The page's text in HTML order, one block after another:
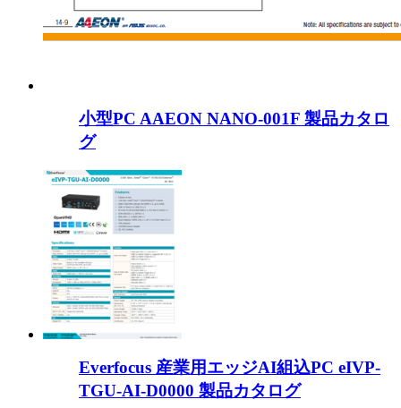
小型PC AAEON NANO-001F 製品カタロ
グ
Everfocus 産業用エッジAI組込PC eIVP-
TGU-AI-D0000 製品カタログ